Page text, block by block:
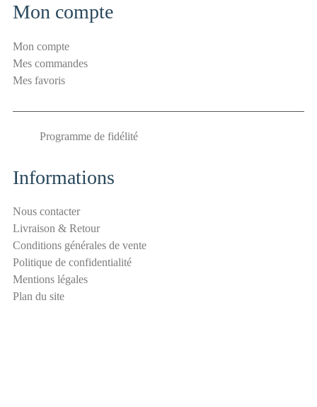
i
a
n
t
a
S
é
c
u
r
i
Mon compte
Mon compte
Mes commandes
Mes favoris
Programme de fidélité
Informations
Nous contacter
Livraison & Retour
Conditions générales de vente
Politique de confidentialité
Mentions légales
Plan du site